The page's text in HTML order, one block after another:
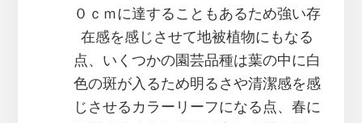
０ｃｍに達することもあるため強い存
在感を感じさせて地被植物にもなる
点、いくつかの園芸品種は葉の中に白
色の斑が入るため明るさや清潔感を感
じさせるカラーリーフになる点、春に